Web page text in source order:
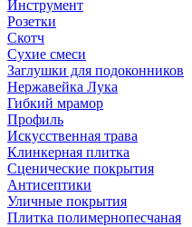
Инструмент
Розетки
Скотч
Сухие смеси
Заглушки для подоконников
Нержавейка Лука
Гибкий мрамор
Профиль
Искусственная трава
Клинкерная плитка
Сценические покрытия
Антисептики
Уличные покрытия
Плитка полимернопесчаная